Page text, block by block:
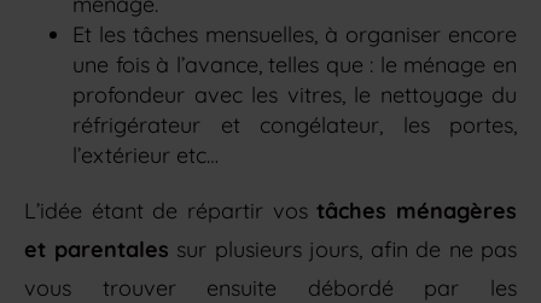
Et les tâches mensuelles, à organiser encore
une fois à l’avance, telles que : le ménage en
profondeur avec les vitres, le nettoyage du
réfrigérateur et congélateur, les portes,
l’extérieur etc…
L’idée étant de répartir vostâches ménagères
et parentales sur plusieurs jours, afin de ne pas
vous trouver ensuite débordé par les